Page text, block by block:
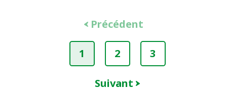
Précédent
1 2 3
Suivant